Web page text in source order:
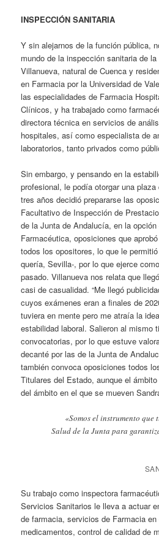
INSPECCIÓN SANITARIA
Y sin alejarnos de la función pública,
mundo de la inspección sanitaria de
Villanueva, natural de Cuenca y
en Farmacia por la Universidad de
las especialidades de Farmacia
Clínicos, y ha trabajado como
directora técnica en servicios de
hospitales, así como especialista de
laboratorios, tanto privados como
Sin embargo, y pensando en la
profesional, le podía otorgar una
tres años decidió prepararse las
Facultativo de Inspección de
de la Junta de Andalucía, en la
Farmacéutica, oposiciones que
todos los opositores, lo que le
quería, Sevilla-, por lo que ejerce
pasado. Villanueva nos relata que
casi de casualidad. “Me llegó
cuyos exámenes eran a finales de
tuviera en mente pero me atraía la
estabilidad laboral. Salieron al mismo
convocatorias, por lo que estuve
decanté por las de la Junta de
también convoca oposiciones todos
Titulares del Estado, aunque el
del ámbito en el que se mueven
«Somos el instrumento
Salud de la Junta para
Su trabajo como inspectora
Servicios Sanitarios le lleva a actuar
de farmacia, servicios de Farmacia
medicamentos, control de calidad de